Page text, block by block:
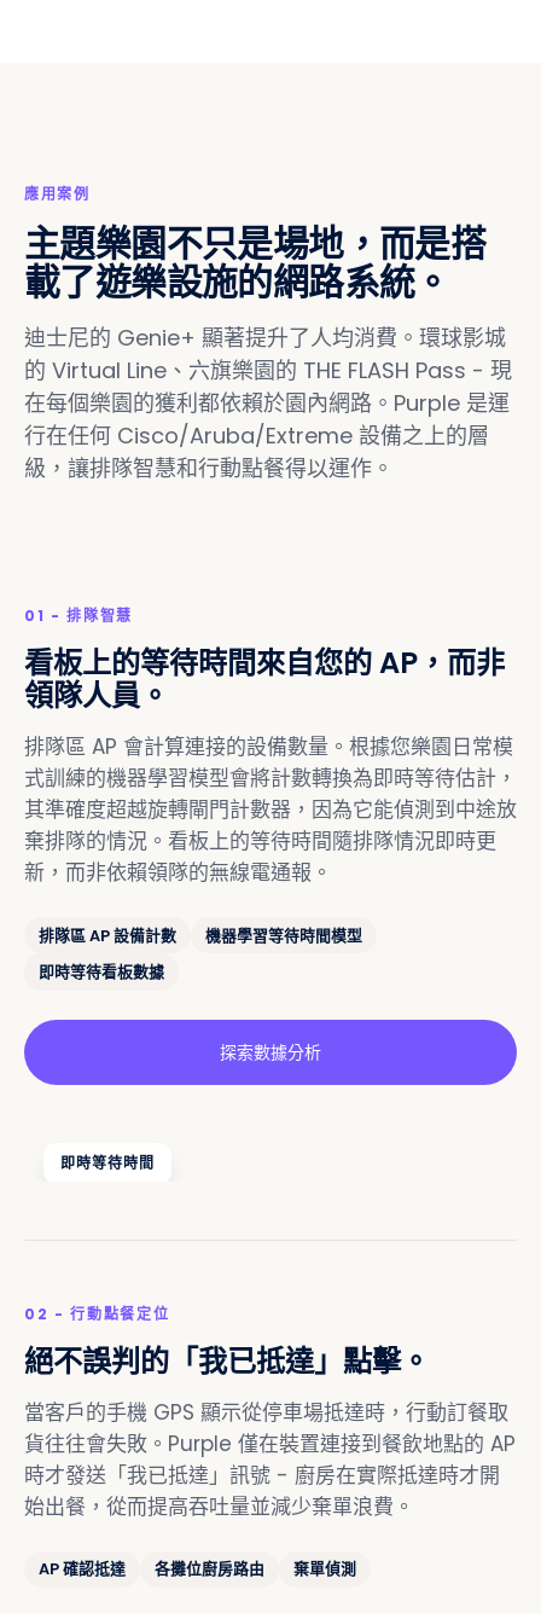
應用案例
主題樂園不只是場地，而是搭
載了遊樂設施的網路系統。
迪士尼的 Genie+ 顯著提升了人均消費。環球影城
的 Virtual Line、六旗樂園的 THE FLASH Pass - 現
在每個樂園的獲利都依賴於園內網路。Purple 是運
行在任何 Cisco/Aruba/Extreme 設備之上的層
級，讓排隊智慧和行動點餐得以運作。
01 - 排隊智慧
看板上的等待時間來自您的 AP，而非
領隊人員。
排隊區 AP 會計算連接的設備數量。根據您樂園日常模
式訓練的機器學習模型會將計數轉換為即時等待估計，
其準確度超越旋轉閘門計數器，因為它能偵測到中途放
棄排隊的情況。看板上的等待時間隨排隊情況即時更
新，而非依賴領隊的無線電通報。
排隊區 AP 設備計數
機器學習等待時間模型
即時等待看板數據
探索數據分析
即時等待時間
02 - 行動點餐定位
絕不誤判的「我已抵達」點擊。
當客戶的手機 GPS 顯示從停車場抵達時，行動訂餐取
貨往往會失敗。Purple 僅在裝置連接到餐飲地點的 AP
時才發送「我已抵達」訊號 - 廚房在實際抵達時才開
始出餐，從而提高吞吐量並減少棄單浪費。
AP 確認抵達 各攤位廚房路由 棄單偵測